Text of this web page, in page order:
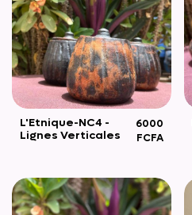
L'Etnique-NC4 -
Lignes Verticales
6000
FCFA